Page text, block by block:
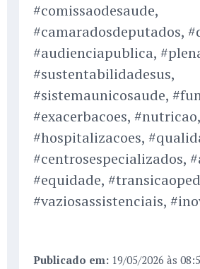
#comissaodesaude,
#camaradosdeputados,
#audienciapublica,
#sustentabilidadesus,
#sistemaunicosaude,
#exacerbacoes, #nutricao,
#hospitalizacoes,
#centrosespecializados,
#equidade,
#vaziosassistenciais,
Publicado em: 19/05/2026 às